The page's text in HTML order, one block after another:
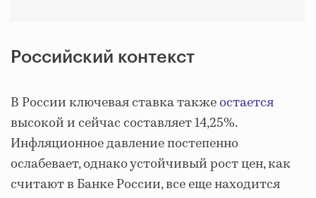
Российский контекст
В России ключевая ставка такжеостается
высокой и сейчас составляет 14,25%.
Инфляционное давление постепенно
ослабевает, однако устойчивый рост цен, как
считают в Банке России, все еще находится